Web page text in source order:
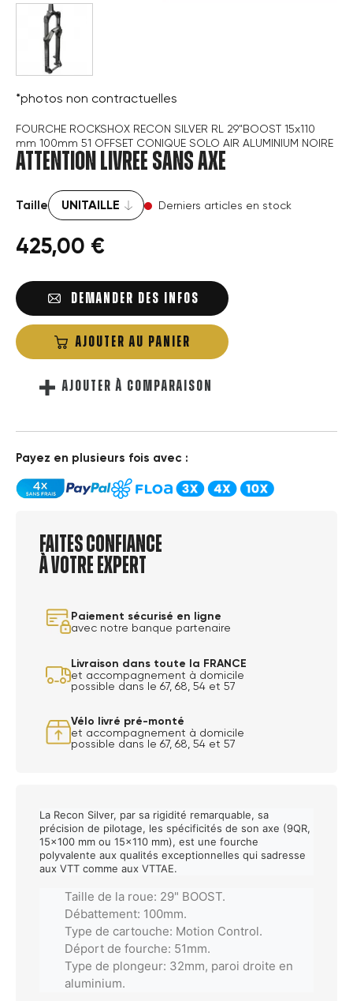
*photos non contractuelles
FOURCHE ROCKSHOX RECON SILVER RL 29"BOOST 15x110
mm 100mm 51 OFFSET CONIQUE SOLO AIR ALUMINIUM NOIRE
ATTENTION LIVREE SANS AXE
Taille Derniers articles en stock
425,00 €
DEMANDER DES INFOS
AJOUTER AU PANIER
AJOUTER À COMPARAISON
Payez en plusieurs fois avec :
Faites confiance
à votre expert
Paiement sécurisé en ligne
avec notre banque partenaire
Livraison dans toute la FRANCE
et accompagnement à domicile
possible dans le 67, 68, 54 et 57
Vélo livré pré-monté
et accompagnement à domicile
possible dans le 67, 68, 54 et 57
La Recon Silver, par sa rigidité remarquable, sa
précision de pilotage, les spécificités de son axe (9QR,
15x100 mm ou 15x110 mm), est une fourche
polyvalente aux qualités exceptionnelles qui sadresse
aux VTT comme aux VTTAE.
Taille de la roue: 29" BOOST.
Débattement: 100mm.
Type de cartouche: Motion Control.
Déport de fourche: 51mm.
Type de plongeur: 32mm, paroi droite en
aluminium.